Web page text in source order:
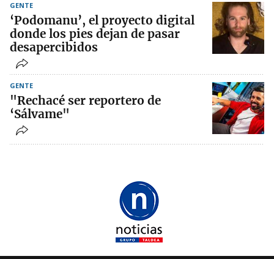
GENTE
‘Podomanu’, el proyecto digital
donde los pies dejan de pasar
desapercibidos
GENTE
"Rechacé ser reportero de
‘Sálvame"